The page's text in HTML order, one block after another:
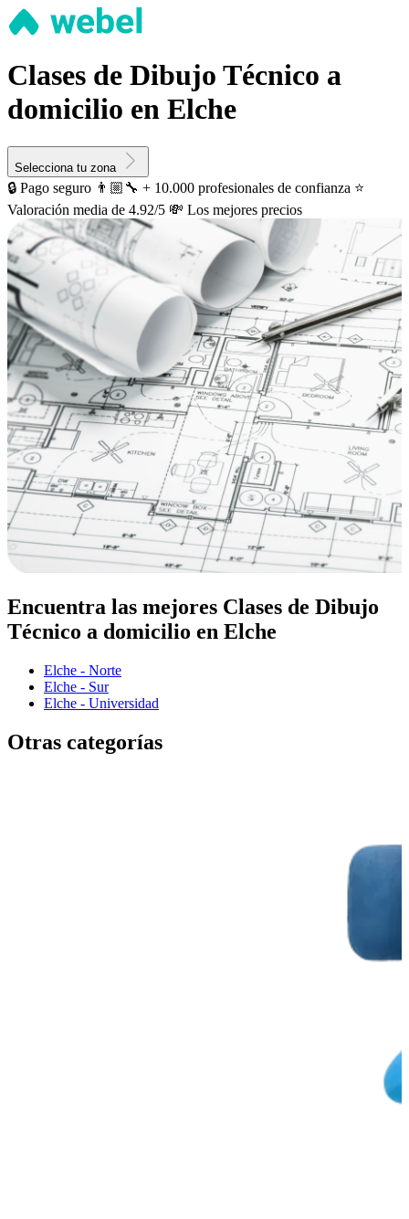
Clases de Dibujo Técnico a
domicilio en Elche
Selecciona tu zona
🔒 Pago seguro 👨🏼‍🔧 + 10.000 profesionales de confianza ⭐️
Valoración media de 4.92/5 💸 Los mejores precios
Encuentra las mejores Clases de Dibujo
Técnico a domicilio en Elche
Elche - Norte
Elche - Sur
Elche - Universidad
Otras categorías